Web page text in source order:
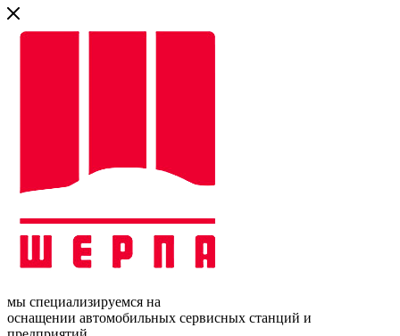
мы специализируемся на
оснащении автомобильных сервисных станций и